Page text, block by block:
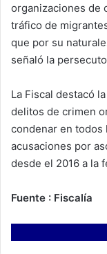
organizaciones de
tráfico de
que por su
señaló la
La Fiscal destacó
delitos de crimen
condenar en todos
acusaciones por
desde el 2016 a la
Fuente : Fiscalía